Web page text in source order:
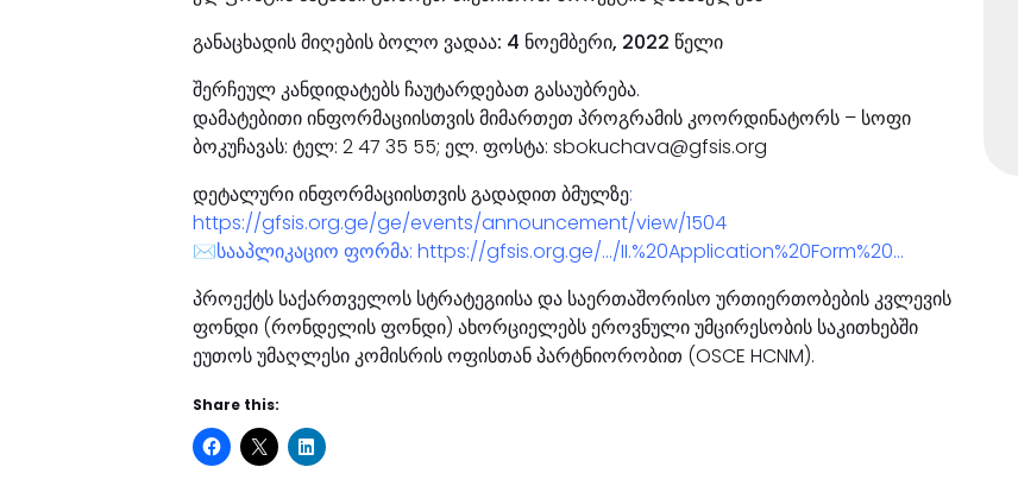
განაცხადის მიღების ბოლო ვადაა: 4 ნოემბერი, 2022 წელი
შერჩეულ კანდიდატებს ჩაუტარდებათ გასაუბრება.
დამატებითი ინფორმაციისთვის მიმართეთ პროგრამის კოორდინატორს – სოფი
ბოკუჩავას: ტელ: 2 47 35 55; ელ. ფოსტა: sbokuchava@gfsis.org
დეტალური ინფორმაციისთვის გადადით ბმულზე:
https://gfsis.org.ge/ge/events/announcement/view/1504
✉️სააპლიკაციო ფორმა: https://gfsis.org.ge/…/II.%20Application%20Form%20…
პროექტს საქართველოს სტრატეგიისა და საერთაშორისო ურთიერთობების კვლევის
ფონდი (რონდელის ფონდი) ახორციელებს ეროვნული უმცირესობის საკითხებში
ეუთოს უმაღლესი კომისრის ოფისთან პარტნიორობით (OSCE HCNM).
Share this: